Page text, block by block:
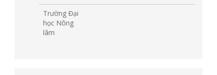
Trường Đại
học Nông
lâm